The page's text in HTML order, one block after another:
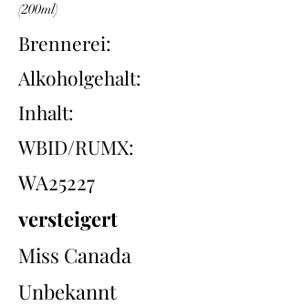
(200ml)
Brennerei:
Alkoholgehalt:
Inhalt:
WBID/RUMX:
WA25227
versteigert
Miss Canada
Unbekannt